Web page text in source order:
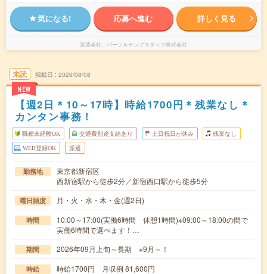
気になる! 応募へ進む 詳しく見る
派遣会社 パーソルテンプスタッフ株式会社
未読
NEW
掲載日 2026/08/08
【週2日＊10～17時】時給1700円＊残業なし＊
カンタン事務！
職種未経験OK 交通費別途支給あり 土日祝日が休み 残業なし
WEB登録OK 派遣
勤務地
東京都新宿区
西新宿駅から徒歩2分／新宿西口駅から徒歩5分
曜日頻度 月・火・水・木・金(週2日)
時間
10:00～17:00(実働6時間 休憩1時間)※09:00～18:00の間で
実働6時間で選べます！…
期間 2026年09月上旬～長期 ※9月～！
時給 時給1700円 月収例 81,600円